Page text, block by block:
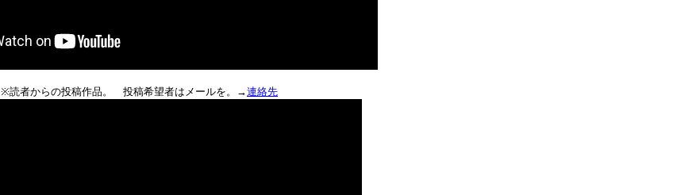
※読者からの投稿作品。 投稿希望者はメールを。→連絡先